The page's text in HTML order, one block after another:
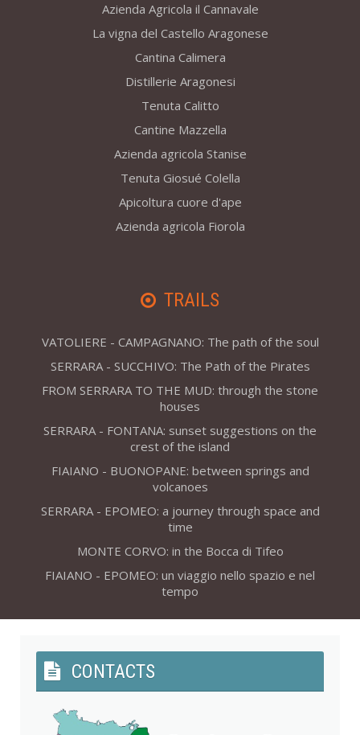
Azienda Agricola il Cannavale
La vigna del Castello Aragonese
Cantina Calimera
Distillerie Aragonesi
Tenuta Calitto
Cantine Mazzella
Azienda agricola Stanise
Tenuta Giosué Colella
Apicoltura cuore d'ape
Azienda agricola Fiorola
TRAILS
VATOLIERE - CAMPAGNANO: The path of the soul
SERRARA - SUCCHIVO: The Path of the Pirates
FROM SERRARA TO THE MUD: through the stone
houses
SERRARA - FONTANA: sunset suggestions on the
crest of the island
FIAIANO - BUONOPANE: between springs and
volcanoes
SERRARA - EPOMEO: a journey through space and
time
MONTE CORVO: in the Bocca di Tifeo
FIAIANO - EPOMEO: un viaggio nello spazio e nel
tempo
CONTACTS